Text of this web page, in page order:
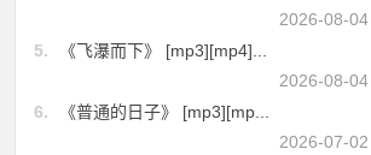
2026-08-04
5.
《飞瀑而下》 [mp3][mp4]...
2026-08-04
6.
《普通的日子》 [mp3][mp...
2026-07-02